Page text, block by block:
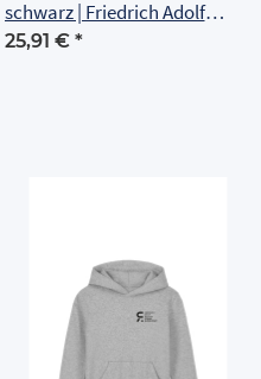
schwarz | Friedrich Adolf
Richter Schule Rudolstadt
25,91 € *